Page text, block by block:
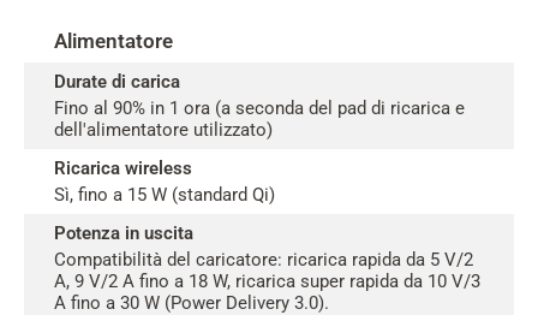
Alimentatore
Durate di carica
Fino al 90% in 1 ora (a seconda del pad di ricarica e
dell'alimentatore utilizzato)
Ricarica wireless
Sì, fino a 15 W (standard Qi)
Potenza in uscita
Compatibilità del caricatore: ricarica rapida da 5 V/2
A, 9 V/2 A fino a 18 W, ricarica super rapida da 10 V/3
A fino a 30 W (Power Delivery 3.0).